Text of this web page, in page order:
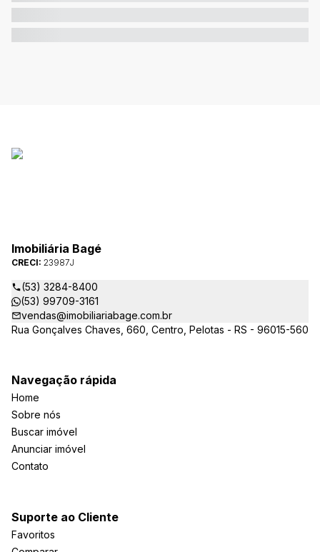
Imobiliária Bagé
CRECI: 23987J
(53) 3284-8400
(53) 99709-3161
vendas@imobiliariabage.com.br
Rua Gonçalves Chaves, 660, Centro, Pelotas - RS - 96015-560
Navegação rápida
Home
Sobre nós
Buscar imóvel
Anunciar imóvel
Contato
Suporte ao Cliente
Favoritos